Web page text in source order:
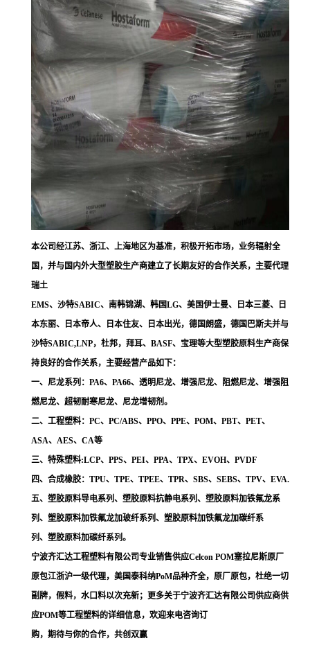
本公司经江苏、浙江、上海地区为基准，积极开拓市场，业务辐射全
国，并与国内外大型塑胶生产商建立了长期友好的合作关系，主要代理
瑞土
EMS、沙特SABIC、南韩锦湖、韩国LG、美国伊士曼、日本三菱、日
本东丽、日本帝人、日本住友、日本出光，德国朗盛，德国巴斯夫并与
沙特SABIC,LNP，杜邦，拜耳、BASF、宝理等大型塑胶原料生产商保
持良好的合作关系，主要经营产品如下：
一、尼龙系列：PA6、PA66、透明尼龙、增强尼龙、阻燃尼龙、增强阻
燃尼龙、超韧耐寒尼龙、尼龙增韧剂。
二、工程塑料：PC、PC/ABS、PPO、PPE、POM、PBT、PET、
ASA、AES、CA等
三、特殊塑料:LCP、PPS、PEI、PPA、TPX、EVOH、PVDF
四、合成橡胶：TPU、TPE、TPEE、TPR、SBS、SEBS、TPV、EVA.
五、塑胶原料导电系列、塑胶原料抗静电系列、塑胶原料加铁氟龙系
列、塑胶原料加铁氟龙加玻纤系列、塑胶原料加铁氟龙加碳纤系
列、塑胶原料加碳纤系列。
宁波齐汇达工程塑料有限公司专业销售供应Celcon POM塞拉尼斯原厂
原包江浙沪一级代理，美国泰科纳PoM品种齐全，原厂原包，杜绝一切
副牌，假料，水口料以次充新；更多关于宁波齐汇达有限公司供应商供
应POM等工程塑料的详细信息，欢迎来电咨询订
购，期待与你的合作，共创双赢